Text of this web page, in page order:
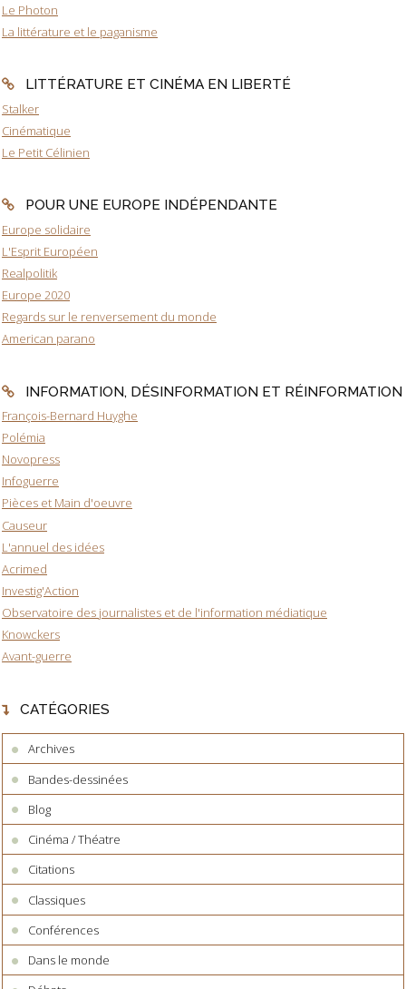
Le Photon
La littérature et le paganisme
LITTÉRATURE ET CINÉMA EN LIBERTÉ
Stalker
Cinématique
Le Petit Célinien
POUR UNE EUROPE INDÉPENDANTE
Europe solidaire
L'Esprit Européen
Realpolitik
Europe 2020
Regards sur le renversement du monde
American parano
INFORMATION, DÉSINFORMATION ET RÉINFORMATION
François-Bernard Huyghe
Polémia
Novopress
Infoguerre
Pièces et Main d'oeuvre
Causeur
L'annuel des idées
Acrimed
Investig'Action
Observatoire des journalistes et de l'information médiatique
Knowckers
Avant-guerre
CATÉGORIES
Archives
Bandes-dessinées
Blog
Cinéma / Théatre
Citations
Classiques
Conférences
Dans le monde